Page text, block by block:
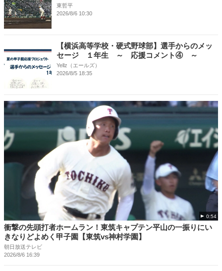
東哲平
2026/8/6 10:30
【横浜高等学校・硬式野球部】選手からのメッ
セージ １年生 ～ 応援コメント④ ～
Yellz（エールズ）
2026/8/5 18:35
0:54
衝撃の先頭打者ホームラン！東筑キャプテン平山の一振りにい
きなりどよめく甲子園【東筑vs神村学園】
朝日放送テレビ
2026/8/6 16:39